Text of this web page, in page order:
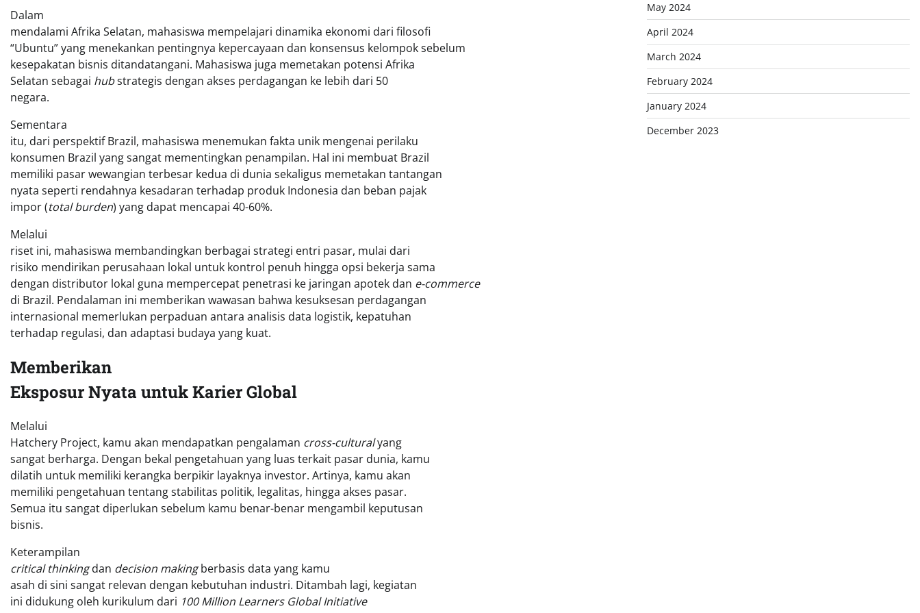
Dalam
mendalami Afrika Selatan, mahasiswa mempelajari dinamika ekonomi dari filosofi
“Ubuntu” yang menekankan pentingnya kepercayaan dan konsensus kelompok sebelum
kesepakatan bisnis ditandatangani. Mahasiswa juga memetakan potensi Afrika
Selatan sebagai hubstrategis dengan akses perdagangan ke lebih dari 50
negara.
Sementara
itu, dari perspektif Brazil, mahasiswa menemukan fakta unik mengenai perilaku
konsumen Brazil yang sangat mementingkan penampilan. Hal ini membuat Brazil
memiliki pasar wewangian terbesar kedua di dunia sekaligus memetakan tantangan
nyata seperti rendahnya kesadaran terhadap produk Indonesia dan beban pajak
impor (total burden) yang dapat mencapai 40-60%.
Melalui
riset ini, mahasiswa membandingkan berbagai strategi entri pasar, mulai dari
risiko mendirikan perusahaan lokal untuk kontrol penuh hingga opsi bekerja sama
dengan distributor lokal guna mempercepat penetrasi ke jaringan apotek dan e-commerce
di Brazil. Pendalaman ini memberikan wawasan bahwa kesuksesan perdagangan
internasional memerlukan perpaduan antara analisis data logistik, kepatuhan
terhadap regulasi, dan adaptasi budaya yang kuat.
Memberikan
Eksposur Nyata untuk Karier Global
Melalui
Hatchery Project, kamu akan mendapatkan pengalaman cross-culturalyang
sangat berharga. Dengan bekal pengetahuan yang luas terkait pasar dunia, kamu
dilatih untuk memiliki kerangka berpikir layaknya investor. Artinya, kamu akan
memiliki pengetahuan tentang stabilitas politik, legalitas, hingga akses pasar.
Semua itu sangat diperlukan sebelum kamu benar-benar mengambil keputusan
bisnis.
Keterampilan
critical thinkingdan decision makingberbasis data yang kamu
asah di sini sangat relevan dengan kebutuhan industri. Ditambah lagi, kegiatan
ini didukung oleh kurikulum dari 100 Million Learners Global Initiative
May 2024
April 2024
March 2024
February 2024
January 2024
December 2023